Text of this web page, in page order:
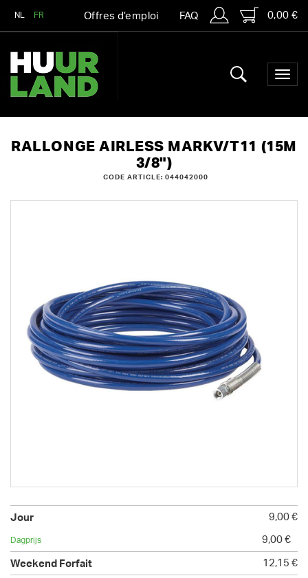
NL FR Offres d’emploi FAQ 0,00 €
RALLONGE AIRLESS MARKV/T11 (15M
3/8")
CODE ARTICLE: 044042000
9,00 €
9,00 €
12,15 €